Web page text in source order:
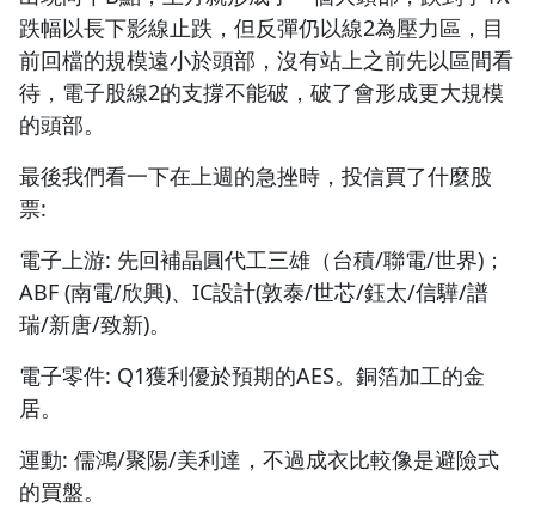
跌幅以長下影線止跌，但反彈仍以線2為壓力區，目
前回檔的規模遠小於頭部，沒有站上之前先以區間看
待，電子股線2的支撐不能破，破了會形成更大規模
的頭部。
最後我們看一下在上週的急挫時，投信買了什麼股
票:
電子上游: 先回補晶圓代工三雄（台積/聯電/世界)；
ABF (南電/欣興)、IC設計(敦泰/世芯/鈺太/信驊/譜
瑞/新唐/致新)。
電子零件: Q1獲利優於預期的AES。銅箔加工的金
居。
運動: 儒鴻/聚陽/美利達，不過成衣比較像是避險式
的買盤。